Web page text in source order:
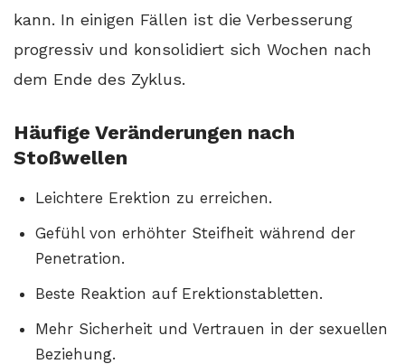
kann. In einigen Fällen ist die Verbesserung
progressiv und konsolidiert sich Wochen nach
dem Ende des Zyklus.
Häufige Veränderungen nach
Stoßwellen
Leichtere Erektion zu erreichen.
Gefühl von erhöhter Steifheit während der
Penetration.
Beste Reaktion auf Erektionstabletten.
Mehr Sicherheit und Vertrauen in der sexuellen
Beziehung.